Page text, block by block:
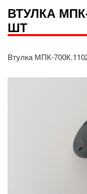
ВТУЛКА МПК-
ШТ
Втулка МПК-